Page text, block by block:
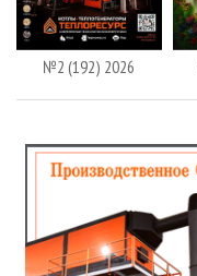
№2 (192) 2026